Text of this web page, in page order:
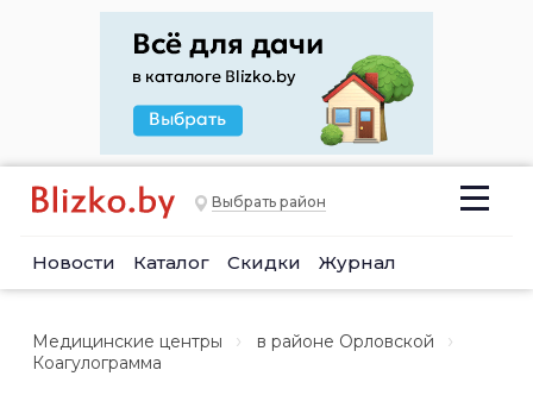
Выбрать район
Новости Каталог Скидки Журнал
Медицинские центры
в районе Орловской
Коагулограмма